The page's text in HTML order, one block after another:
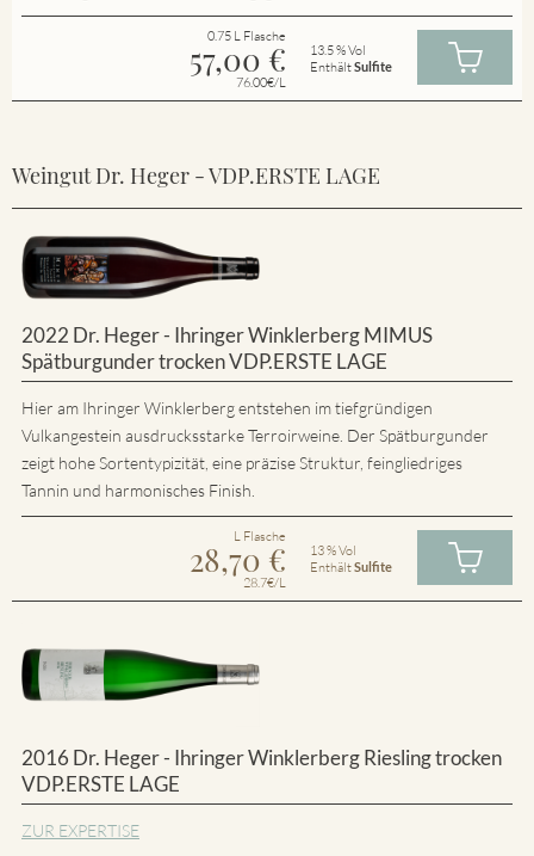
0.75 L Flasche
57,00 €
76.00€/L
13.5 % Vol
EnthältSulfite
Weingut Dr. Heger - VDP.ERSTE LAGE
2022 Dr. Heger - Ihringer Winklerberg MIMUS
Spätburgunder trocken VDP.ERSTE LAGE
Hier am Ihringer Winklerberg entstehen im tiefgründigen
Vulkangestein ausdrucksstarke Terroirweine. Der Spätburgunder
zeigt hohe Sortentypizität, eine präzise Struktur, feingliedriges
Tannin und harmonisches Finish.
L Flasche
28,70 €
28.7€/L
13 % Vol
EnthältSulfite
2016 Dr. Heger - Ihringer Winklerberg Riesling trocken
VDP.ERSTE LAGE
ZUR EXPERTISE